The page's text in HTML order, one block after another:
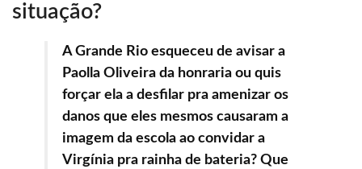
situação?
A Grande Rio esqueceu de avisar a
Paolla Oliveira da honraria ou quis
forçar ela a desfilar pra amenizar os
danos que eles mesmos causaram a
imagem da escola ao convidar a
Virgínia pra rainha de bateria? Que